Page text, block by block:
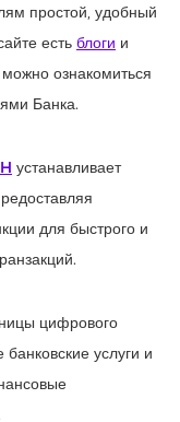
простой, удобный
есть блоги и
ознакомиться
Банка.
устанавливает
для быстрого и
цифрового
услуги и